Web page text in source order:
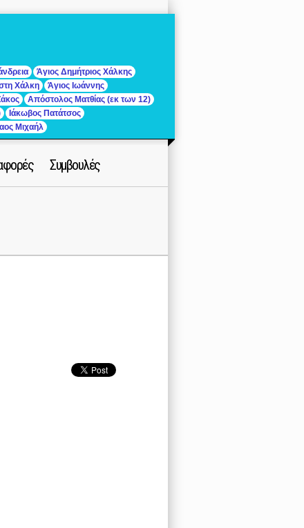
Άγιος Δημήτριος Χάλκης
Χάλκη
Άγιος Ιωάννης
Απόστολος Ματθίας (εκ των 12)
Ιάκωβος Πατάτσος
Μιχαήλ
Συμβουλές